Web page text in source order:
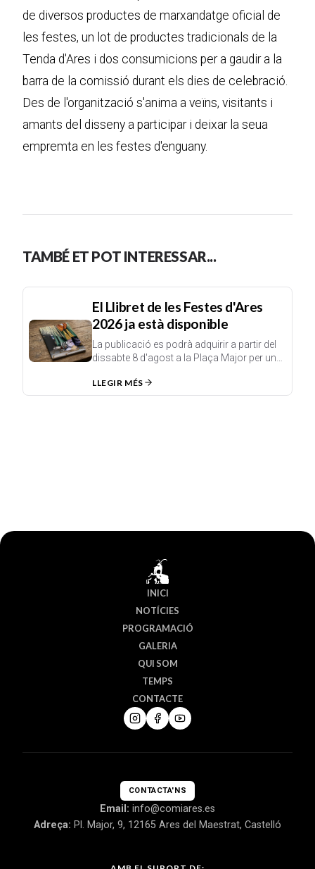
de diversos productes de marxandatge oficial de
les festes, un lot de productes tradicionals de la
Tenda d'Ares i dos consumicions per a gaudir a la
barra de la comissió durant els dies de celebració.
Des de l'organització s'anima a veïns, visitants i
amants del disseny a participar i deixar la seua
empremta en les festes d'enguany.
TAMBÉ ET POT INTERESSAR...
El Llibret de les Festes d'Ares
2026 ja està disponible
La publicació es podrà adquirir a partir del
dissabte 8 d'agost a la Plaça Major per un
LLEGIR MÉS
INICI
NOTÍCIES
PROGRAMACIÓ
GALERIA
QUI SOM
TEMPS
CONTACTE
CONTACTA'NS
Email: info@comiares.es
Adreça: Pl. Major, 9, 12165 Ares del Maestrat, Castelló